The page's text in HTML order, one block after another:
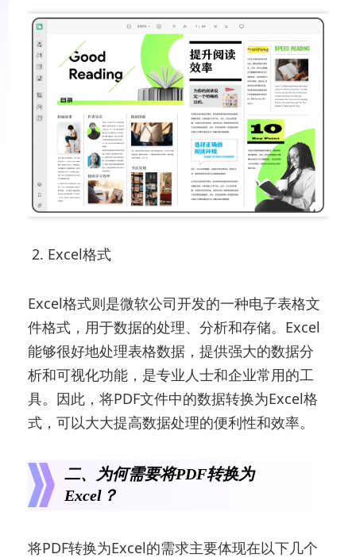
2. Excel格式
Excel格式则是微软公司开发的一种电子表格文
件格式，用于数据的处理、分析和存储。Excel
能够很好地处理表格数据，提供强大的数据分
析和可视化功能，是专业人士和企业常用的工
具。因此，将PDF文件中的数据转换为Excel格
式，可以大大提高数据处理的便利性和效率。
二、为何需要将PDF转换为
Excel？
将PDF转换为Excel的需求主要体现在以下几个